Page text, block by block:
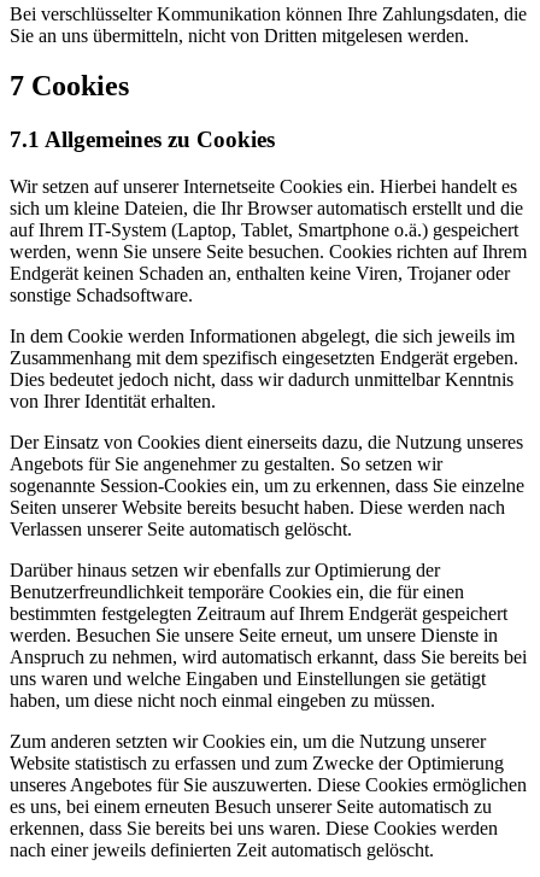
Bei verschlüsselter Kommunikation können Ihre Zahlungsdaten, die
Sie an uns übermitteln, nicht von Dritten mitgelesen werden.
7 Cookies
7.1 Allgemeines zu Cookies
Wir setzen auf unserer Internetseite Cookies ein. Hierbei handelt es
sich um kleine Dateien, die Ihr Browser automatisch erstellt und die
auf Ihrem IT-System (Laptop, Tablet, Smartphone o.ä.) gespeichert
werden, wenn Sie unsere Seite besuchen. Cookies richten auf Ihrem
Endgerät keinen Schaden an, enthalten keine Viren, Trojaner oder
sonstige Schadsoftware.
In dem Cookie werden Informationen abgelegt, die sich jeweils im
Zusammenhang mit dem spezifisch eingesetzten Endgerät ergeben.
Dies bedeutet jedoch nicht, dass wir dadurch unmittelbar Kenntnis
von Ihrer Identität erhalten.
Der Einsatz von Cookies dient einerseits dazu, die Nutzung unseres
Angebots für Sie angenehmer zu gestalten. So setzen wir
sogenannte Session-Cookies ein, um zu erkennen, dass Sie einzelne
Seiten unserer Website bereits besucht haben. Diese werden nach
Verlassen unserer Seite automatisch gelöscht.
Darüber hinaus setzen wir ebenfalls zur Optimierung der
Benutzerfreundlichkeit temporäre Cookies ein, die für einen
bestimmten festgelegten Zeitraum auf Ihrem Endgerät gespeichert
werden. Besuchen Sie unsere Seite erneut, um unsere Dienste in
Anspruch zu nehmen, wird automatisch erkannt, dass Sie bereits bei
uns waren und welche Eingaben und Einstellungen sie getätigt
haben, um diese nicht noch einmal eingeben zu müssen.
Zum anderen setzten wir Cookies ein, um die Nutzung unserer
Website statistisch zu erfassen und zum Zwecke der Optimierung
unseres Angebotes für Sie auszuwerten. Diese Cookies ermöglichen
es uns, bei einem erneuten Besuch unserer Seite automatisch zu
erkennen, dass Sie bereits bei uns waren. Diese Cookies werden
nach einer jeweils definierten Zeit automatisch gelöscht.